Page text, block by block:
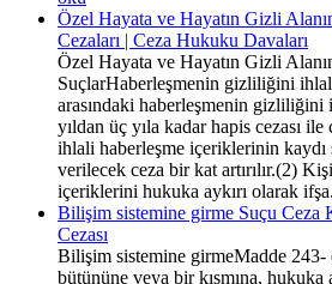
Özel Hayata ve Hayatın Gizli
Cezaları | Ceza Hukuku Davaları
Özel Hayata ve Hayatın Gizli
SuçlarHaberleşmenin gizliliğini
arasındaki haberleşmenin
yıldan üç yıla kadar hapis cezası
ihlali haberleşme içeriklerinin kaydı
verilecek ceza bir kat artırılır.(2)
içeriklerini hukuka aykırı olarak
Bilişim sistemine girme Suçu Ceza
Cezası
Bilişim sistemine girmeMadde
bütününe veya bir kısmına, hukuka